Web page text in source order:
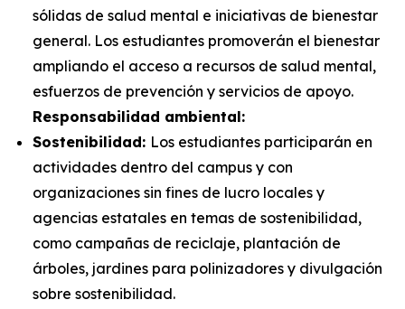
sólidas de salud mental e iniciativas de bienestar
general. Los estudiantes promoverán el bienestar
ampliando el acceso a recursos de salud mental,
esfuerzos de prevención y servicios de apoyo.
Responsabilidad ambiental:
Sostenibilidad: Los estudiantes participarán en
actividades dentro del campus y con
organizaciones sin fines de lucro locales y
agencias estatales en temas de sostenibilidad,
como campañas de reciclaje, plantación de
árboles, jardines para polinizadores y divulgación
sobre sostenibilidad.